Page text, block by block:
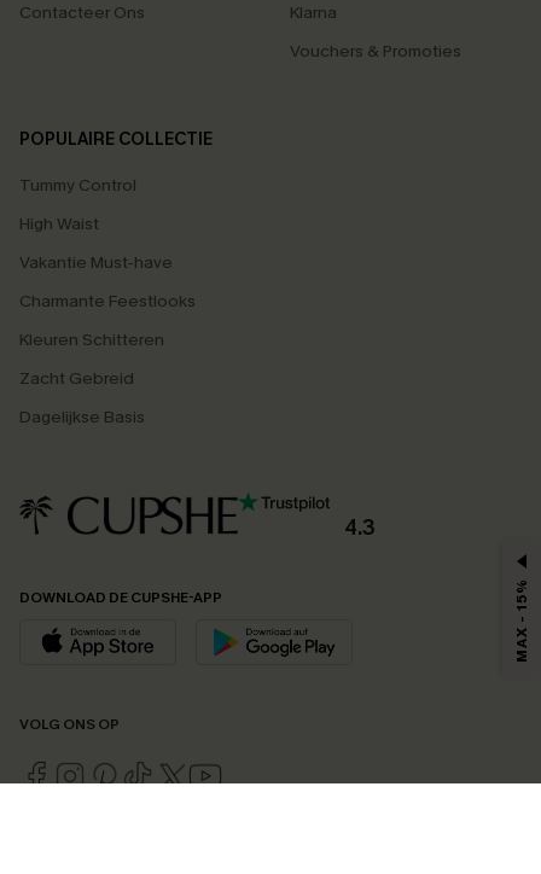
Contacteer Ons
Klarna
Vouchers & Promoties
POPULAIRE COLLECTIE
Tummy Control
High Waist
Vakantie Must-have
Charmante Feestlooks
Kleuren Schitteren
Zacht Gebreid
Dagelijkse Basis
4.3
DOWNLOAD DE CUPSHE-APP
VOLG ONS OP
MAX - 15%